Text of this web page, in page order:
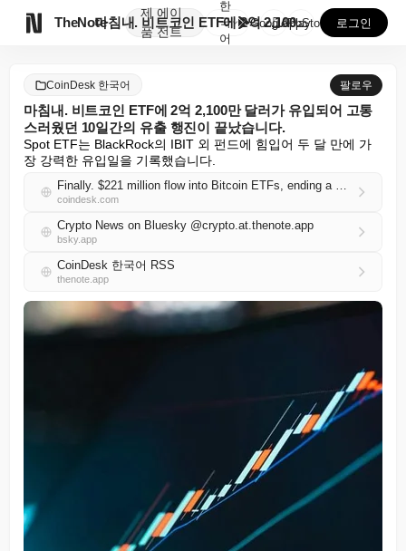
TheNote
제
품
에이
전트
마침내. 비트코인 ETF에 2억 2,100만 달러가 유...
한
국
어
GooglePlay
AppStore 로그인
CoinDesk 한국어 팔로우
마침내. 비트코인 ETF에 2억 2,100만 달러가 유입되어 고통
스러웠던 10일간의 유출 행진이 끝났습니다.
Spot ETF는 BlackRock의 IBIT 외 펀드에 힘입어 두 달 만에 가
장 강력한 유입일을 기록했습니다.
Finally. $221 million flow into Bitcoin ETFs, ending a painful 10-day outflow streak
coindesk.com
Crypto News on Bluesky @crypto.at.thenote.app
bsky.app
CoinDesk 한국어 RSS
thenote.app